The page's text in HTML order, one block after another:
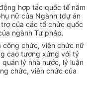
hợp tác quốc tế năm
nữ của Ngành (dự án
của các tổ chức quốc
ngành Tư pháp.
công chức, viên chức nữ
cao tương xứng với tỷ
lý nhà nước, lý luận
chức, viên chức của